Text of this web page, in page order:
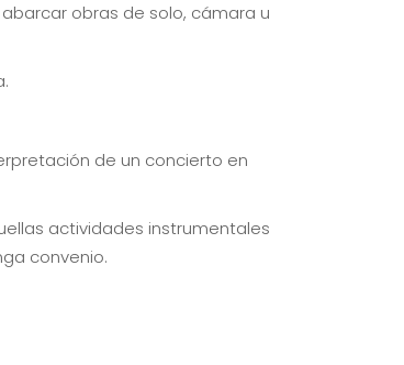
obras de solo, cámara u
de un concierto en
actividades instrumentales
convenio.